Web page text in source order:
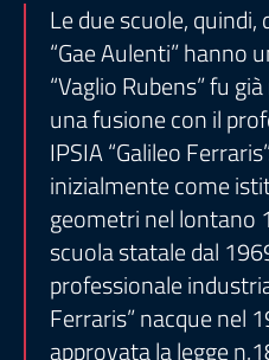
Le due scuole, quindi,
“Gae Aulenti” hanno
“Vaglio Rubens” fu
una fusione con il
IPSIA “Galileo
inizialmente come
geometri nel lontano
scuola statale dal
professionale
Ferraris” nacque nel
approvata la legge